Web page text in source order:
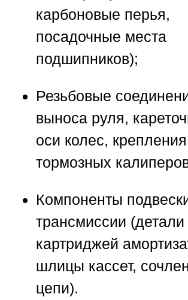
карбоновые перья,
посадочные места
подшипников);
Резьбовые
выноса руля,
оси колес, крепления
тормозных
Компоненты
трансмиссии (детали
картриджей
шлицы кассет,
цепи).